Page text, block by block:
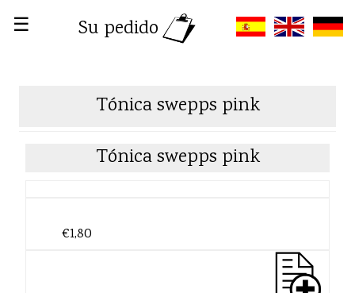
☰ Su pedido
Tónica swepps pink
Tónica swepps pink
€1,80